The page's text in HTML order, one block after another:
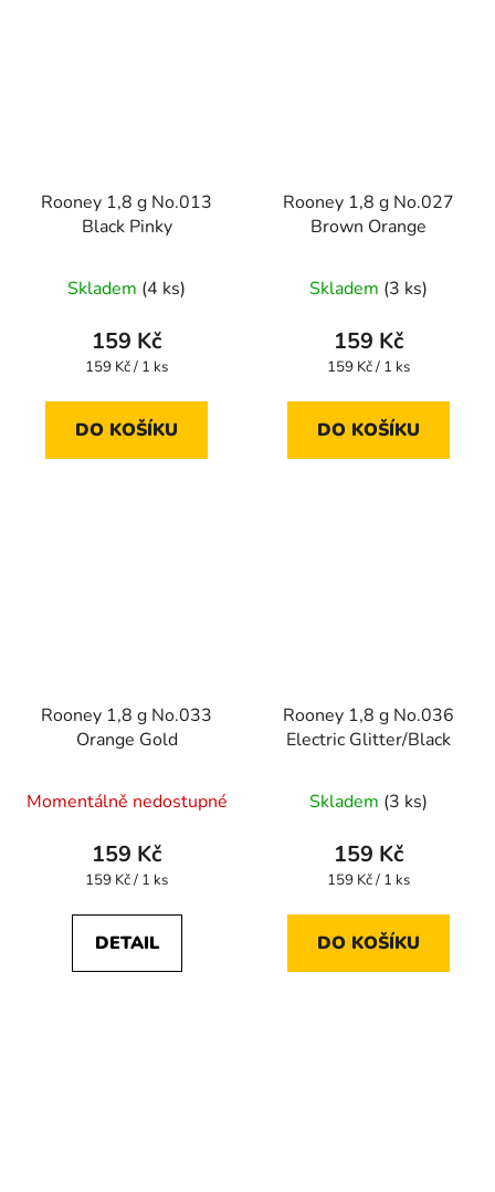
Rooney 1,8 g No.013
Black Pinky
Skladem (4 ks)
159 Kč
Měrná
159 Kč / 1 ks
DO KOŠÍKU
Rooney 1,8 g No.027
Brown Orange
Skladem (3 ks)
159 Kč
Měrná
159 Kč / 1 ks
DO KOŠÍKU
Rooney 1,8 g No.033
Orange Gold
Momentálně nedostupné
159 Kč
Měrná
159 Kč / 1 ks
DETAIL
Rooney 1,8 g No.036
Electric Glitter/Black
Skladem (3 ks)
159 Kč
Měrná
159 Kč / 1 ks
DO KOŠÍKU